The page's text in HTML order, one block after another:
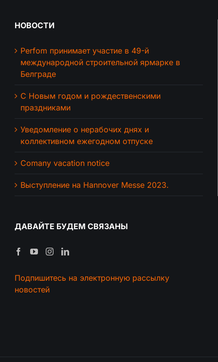
НОВОСТИ
Perfom принимает участие в 49-й
международной строительной ярмарке в
Белграде
С Новым годом и рождественскими
праздниками
Уведомление о нерабочих днях и
коллективном ежегодном отпуске
Comany vacation notice
Выступление на Hannover Messe 2023.
ДАВАЙТЕ БУДЕМ СВЯЗАНЫ
Подпишитесь на электронную рассылку
новостей